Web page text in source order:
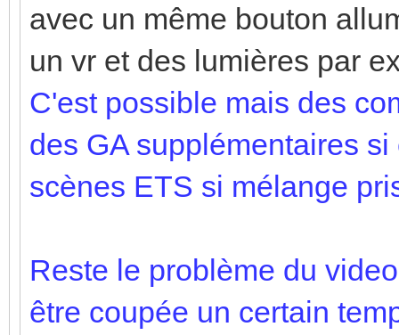
avec un même bouton
un vr et des lumières par
C'est possible mais des
des GA supplémentaires
scènes ETS si mélange
Reste le problème du
être coupée un certain